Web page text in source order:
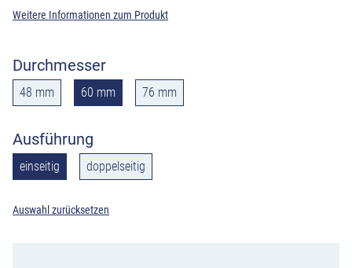
Weitere Informationen zum Produkt
Durchmesser
48 mm 60 mm 76 mm
Ausführung
einseitig doppelseitig
Auswahl zurücksetzen